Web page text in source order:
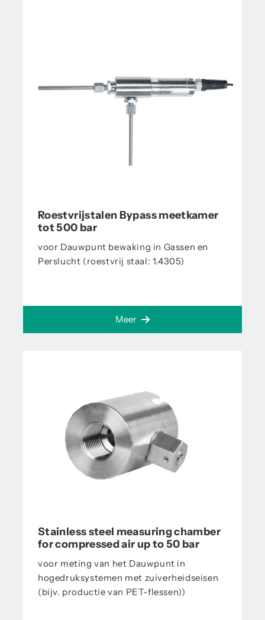
Roestvrijstalen Bypass meetkamer
tot 500 bar
voor Dauwpunt bewaking in Gassen en
Perslucht (roestvrij staal: 1.4305)
Meer
Stainless steel measuring chamber
for compressed air up to 50 bar
voor meting van het Dauwpunt in
hogedruksystemen met zuiverheidseisen
(bijv. productie van PET-flessen))